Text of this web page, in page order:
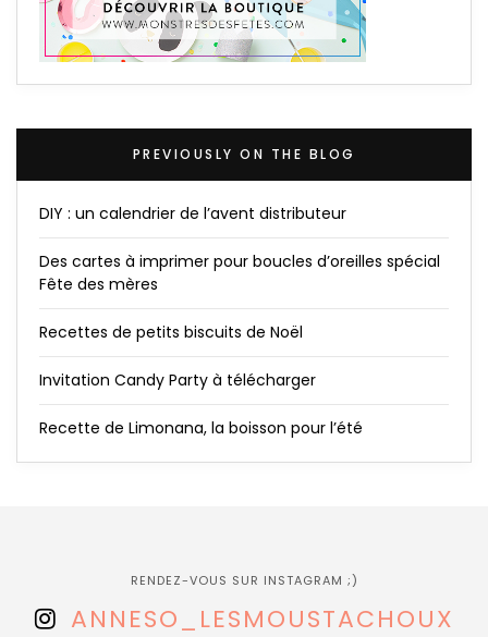
PREVIOUSLY ON THE BLOG
DIY : un calendrier de l’avent distributeur
Des cartes à imprimer pour boucles d’oreilles spécial
Fête des mères
Recettes de petits biscuits de Noël
Invitation Candy Party à télécharger
Recette de Limonana, la boisson pour l’été
RENDEZ-VOUS SUR INSTAGRAM ;)
ANNESO_LESMOUSTACHOUX